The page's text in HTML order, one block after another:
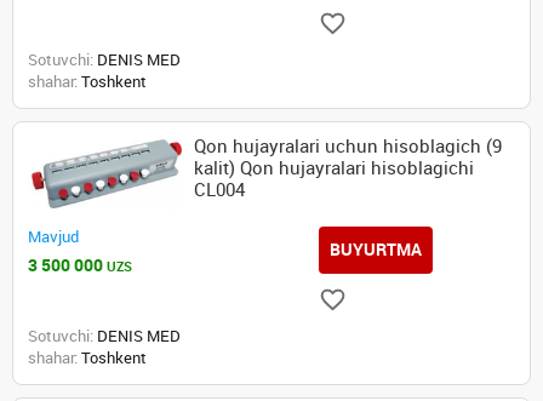
Sotuvchi: DENIS MED
shahar: Toshkent
Qon hujayralari uchun hisoblagich (9
kalit) Qon hujayralari hisoblagichi
CL004
Mavjud
3 500 000 UZS
BUYURTMA
Sotuvchi: DENIS MED
shahar: Toshkent